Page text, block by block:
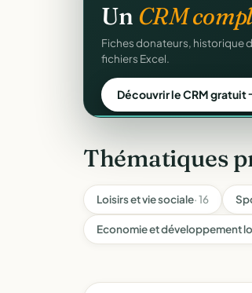
Vos reçus
Générés et envoyés à vos
officiel n°11580.
Automatiser mes reçus
Thématiques
Loisirs et vie sociale· 16
Economie et développement